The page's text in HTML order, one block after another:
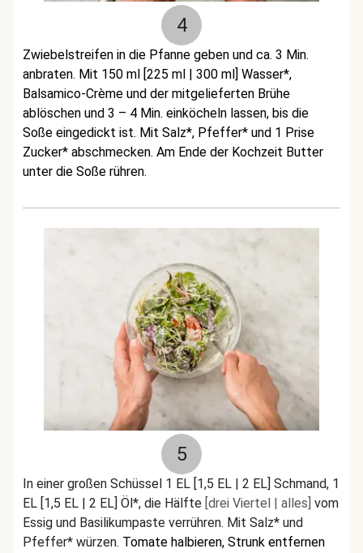
4
Zwiebelstreifen in die Pfanne geben und ca. 3 Min.
anbraten. Mit 150 ml [225 ml | 300 ml] Wasser*,
Balsamico-Crème und der mitgelieferten Brühe
ablöschen und 3 – 4 Min. einköcheln lassen, bis die
Soße eingedickt ist. Mit Salz*, Pfeffer* und 1 Prise
Zucker* abschmecken. Am Ende der Kochzeit Butter
unter die Soße rühren.
5
In einer großen Schüssel 1 EL [1,5 EL | 2 EL] Schmand, 1
EL [1,5 EL | 2 EL] Öl*, die Hälfte [drei Viertel | alles] vom
Essig und Basilikumpaste verrühren. Mit Salz* und
Pfeffer* würzen. Tomate halbieren, Strunk entfernen